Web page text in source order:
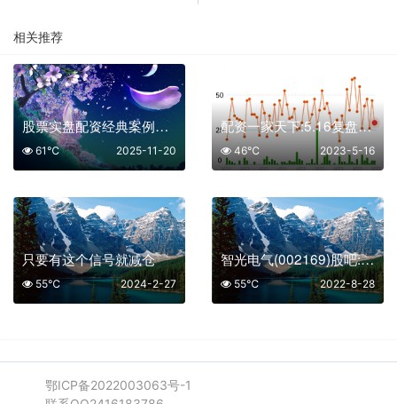
相关推荐
股票实盘配资经典案例解析：杠杆下的盈亏启示​
2025-11-20
61℃
配资一家天下:5.16复盘之回踩确认
2023-5-16
46℃
只要有这个信号就减仓
2024-2-27
55℃
智光电气(002169)股吧:智光电气2022年目标股价是多少
2022-8-28
55℃
鄂ICP备2022003063号-1